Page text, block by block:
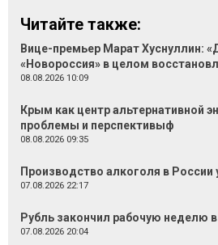
Читайте также:
Вице-премьер Марат Хуснуллин:
«Новороссия» в целом
08.08.2026 10:09
Крым как центр альтернативной
проблемы и перспективыф
08.08.2026 09:35
Производство алкоголя в России
07.08.2026 22:17
Рубль закончил рабочую неделю
07.08.2026 20:04